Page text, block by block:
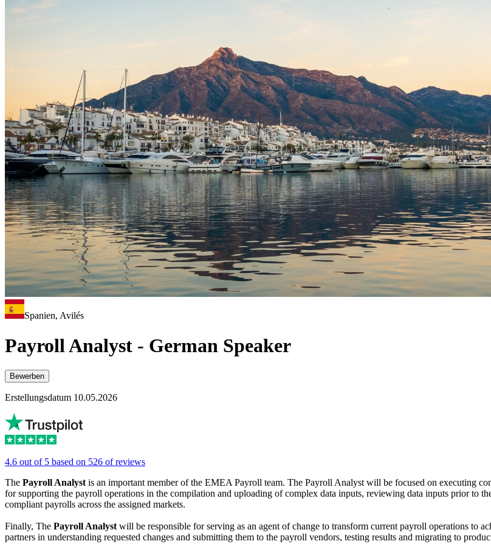
Spanien, Avilés
Payroll Analyst - German Speaker
Bewerben
Erstellungsdatum 10.05.2026
4.6 out of 5 based on 526 of reviews
The Payroll Analyst is an important member of the EMEA Payroll team. The Payroll Analyst will be focused on executing
for supporting the payroll operations in the compilation and uploading of complex data inputs, reviewing data inputs prior to
compliant payrolls across the assigned markets.
Finally, The Payroll Analyst will be responsible for serving as an agent of change to transform current payroll operations to
partners in understanding requested changes and submitting them to the payroll vendors, testing results and migrating to